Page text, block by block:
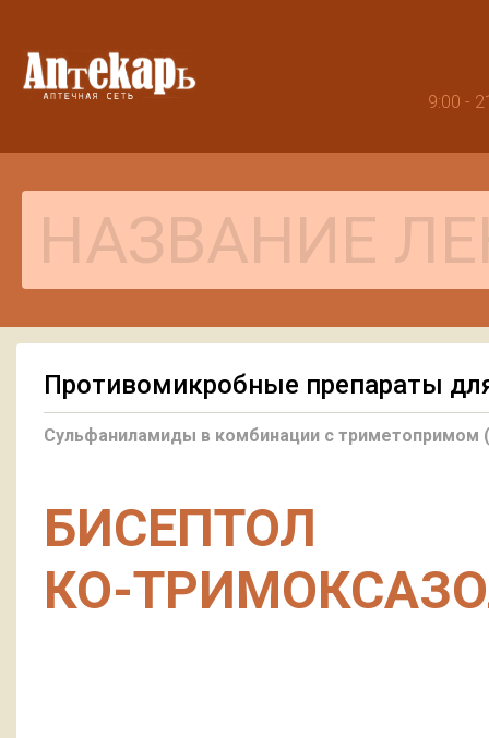
9:00 -
Противомикробные препараты
Сульфаниламиды в комбинации с триметопримом
БИСЕПТОЛ
КО-